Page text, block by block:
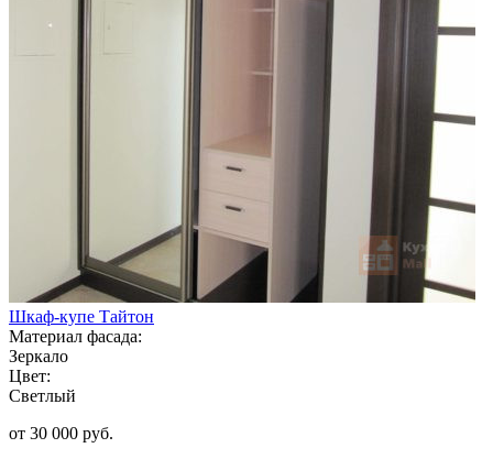
Шкаф-купе Тайтон
Материал фасада:
Зеркало
Цвет:
Светлый
от 30 000 руб.